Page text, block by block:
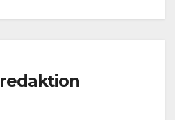
redaktion